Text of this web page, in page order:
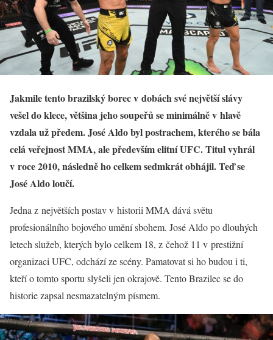
Jakmile tento brazilský borecv dobách své největší slávy
vešel do klece, většina jeho soupeřů se minimálně v hlavě
vzdala už předem. José Aldo byl postrachem, kterého se bála
celá veřejnost MMA, ale především elitní UFC. Titul vyhrál
v roce 2010, následně ho celkem sedmkrát obhájil. Teď se
José Aldo loučí.
Jedna z největších postav v historii MMA dává světu
profesionálního bojového umění sbohem. José Aldo po dlouhých
letech služeb, kterých bylo celkem 18, z čehož 11 v prestižní
organizaci UFC, odchází ze scény. Pamatovat si ho budou i ti,
kteří o tomto sportu slyšeli jen okrajově. Tento Brazilec se do
historie zapsal nesmazatelným písmem.